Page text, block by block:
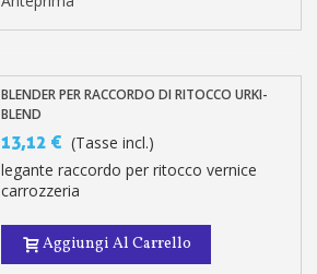
BLENDER PER RACCORDO DI RITOCCO URKI-
BLEND
13,12 € (Tasse incl.)
legante raccordo per ritocco vernice
carrozzeria
Aggiungi Al Carrello